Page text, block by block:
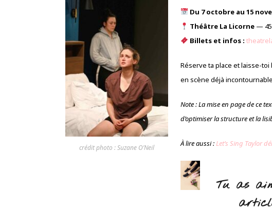
crédit photo : Suzane O’Neil
Du 7 octobre au 15
Théâtre La Licorne—
Billets et infos :
Réserve ta place et laisse-
en scène déjà
Note : La mise en page de ce
d’optimiser la structure et la
À lire aussi :Let’s Sing Taylor
Tu as